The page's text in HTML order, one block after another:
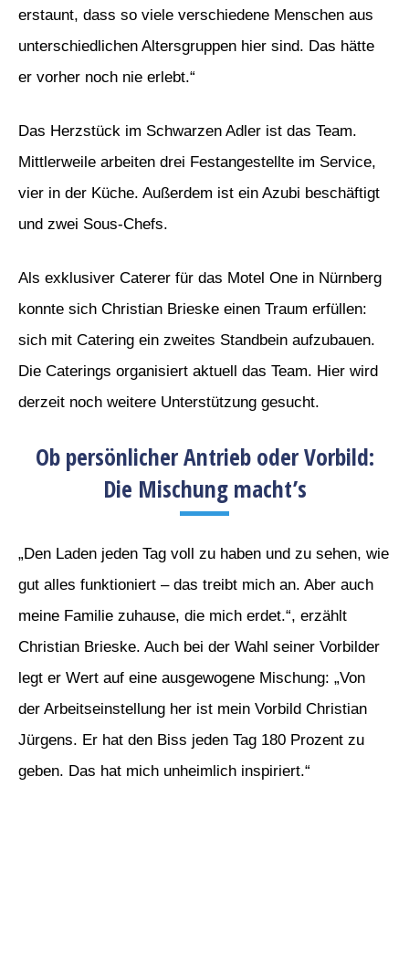
erstaunt, dass so viele verschiedene Menschen aus
unterschiedlichen Altersgruppen hier sind. Das hätte
er vorher noch nie erlebt.“
Das Herzstück im Schwarzen Adler ist das Team.
Mittlerweile arbeiten drei Festangestellte im Service,
vier in der Küche. Außerdem ist ein Azubi beschäftigt
und zwei Sous-Chefs.
Als exklusiver Caterer für das Motel One in Nürnberg
konnte sich Christian Brieske einen Traum erfüllen:
sich mit Catering ein zweites Standbein aufzubauen.
Die Caterings organisiert aktuell das Team. Hier wird
derzeit noch weitere Unterstützung gesucht.
Ob persönlicher Antrieb oder Vorbild:
Die Mischung macht’s
„Den Laden jeden Tag voll zu haben und zu sehen, wie
gut alles funktioniert – das treibt mich an. Aber auch
meine Familie zuhause, die mich erdet.“, erzählt
Christian Brieske. Auch bei der Wahl seiner Vorbilder
legt er Wert auf eine ausgewogene Mischung: „Von
der Arbeitseinstellung her ist mein Vorbild Christian
Jürgens. Er hat den Biss jeden Tag 180 Prozent zu
geben. Das hat mich unheimlich inspiriert.“